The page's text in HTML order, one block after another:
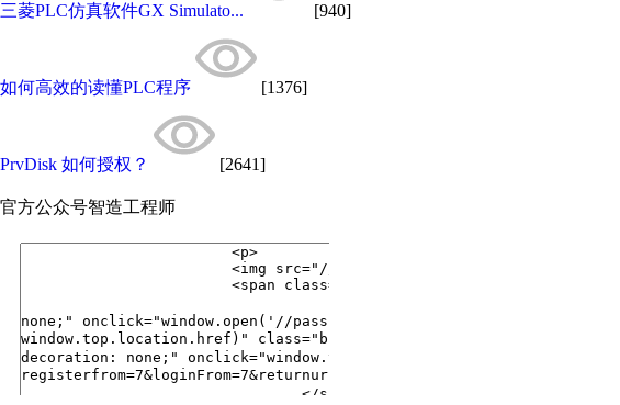
三菱PLC仿真软件GX Simulato... [940]
如何高效的读懂PLC程序 [1376]
PrvDisk 如何授权？ [2641]
官方公众号智造工程师